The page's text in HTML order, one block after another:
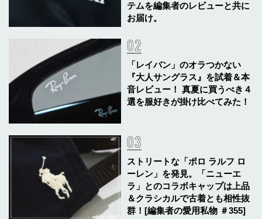
テムを編集者のレビューと共に
お届け。
「レイバン」のオラつかない
『大人サングラス』を試着＆本
音レビュー！ 真夏に買うべき４
選を服好きが掛け比べてみた！
ストリートな「ポロ ラルフ ロ
ーレン」を発見。「ニューエ
ラ」とのコラボキャップは上品
＆クラシカルで古着とも相性抜
群！[編集者の愛用私物 ＃355]